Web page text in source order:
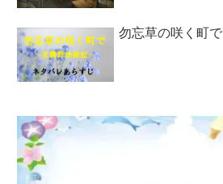
勿忘草の咲く町で